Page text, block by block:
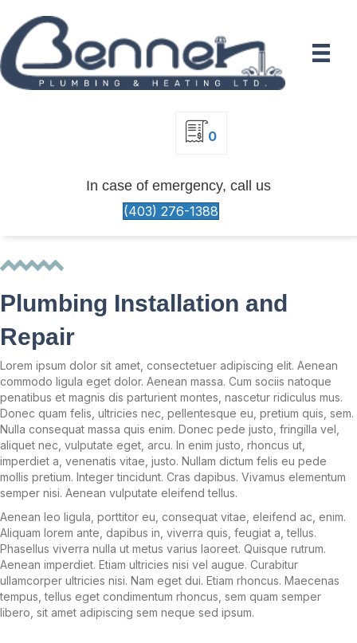
0
In case of emergency, call us
(403) 276-1388
Plumbing Installation and
Repair
Lorem ipsum dolor sit amet, consectetuer adipiscing elit. Aenean
commodo ligula eget dolor. Aenean massa. Cum sociis natoque
penatibus et magnis dis parturient montes, nascetur ridiculus mus.
Donec quam felis, ultricies nec, pellentesque eu, pretium quis, sem.
Nulla consequat massa quis enim. Donec pede justo, fringilla vel,
aliquet nec, vulputate eget, arcu. In enim justo, rhoncus ut,
imperdiet a, venenatis vitae, justo. Nullam dictum felis eu pede
mollis pretium. Integer tincidunt. Cras dapibus. Vivamus elementum
semper nisi. Aenean vulputate eleifend tellus.
Aenean leo ligula, porttitor eu, consequat vitae, eleifend ac, enim.
Aliquam lorem ante, dapibus in, viverra quis, feugiat a, tellus.
Phasellus viverra nulla ut metus varius laoreet. Quisque rutrum.
Aenean imperdiet. Etiam ultricies nisi vel augue. Curabitur
ullamcorper ultricies nisi. Nam eget dui. Etiam rhoncus. Maecenas
tempus, tellus eget condimentum rhoncus, sem quam semper
libero, sit amet adipiscing sem neque sed ipsum.